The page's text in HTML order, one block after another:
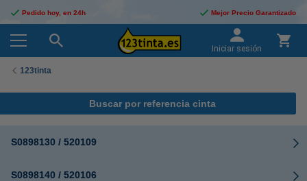
Pedido hoy, en 24h Mejor Precio Garantizado
Iniciar sesión
123tinta
Buscar por referencia cinta
S0898130 / 520109
S0898140 / 520106